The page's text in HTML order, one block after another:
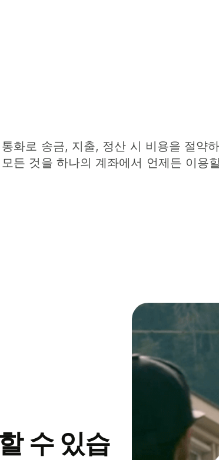
화로 송금, 지출, 정산 시 비용을 절약하
든 것을 하나의 계좌에서 언제든 이용
수 있습